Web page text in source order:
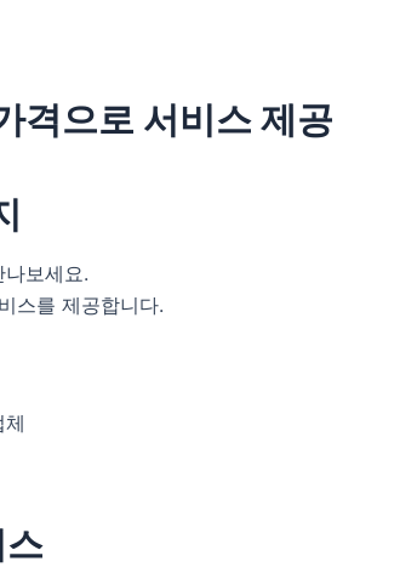
격으로 서비스 제공
보세요.
스를 제공합니다.